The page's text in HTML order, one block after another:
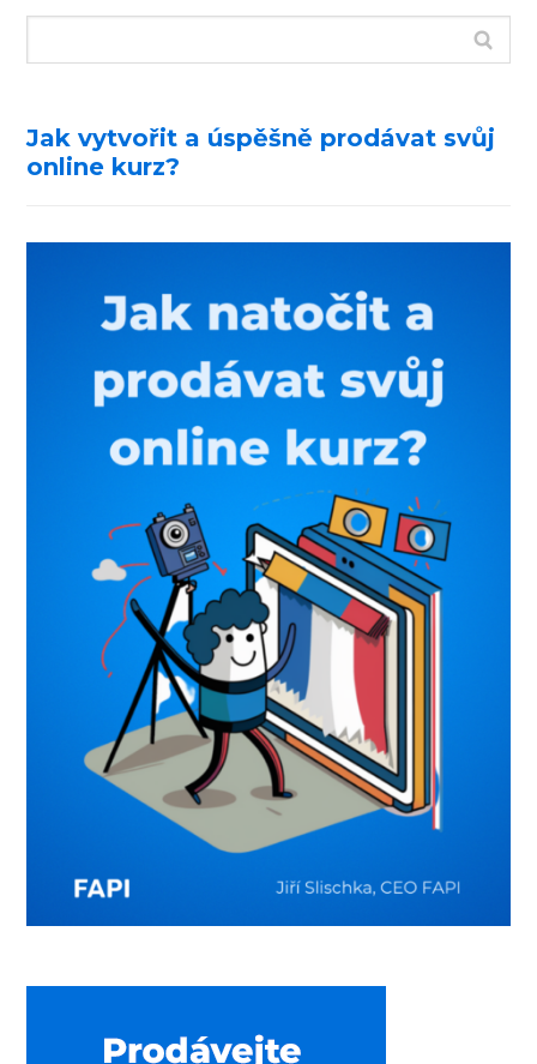
Jak vytvořit a úspěšně prodávat svůj
online kurz?